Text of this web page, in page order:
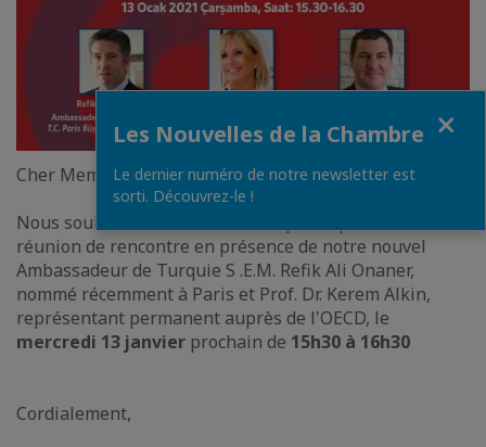
Cher Membre,
Nous souhaitons vivement votre participation à notre
réunion de rencontre en présence de notre nouvel
Ambassadeur de Turquie S .E.M. Refik Ali Onaner,
nommé récemment à Paris et Prof. Dr. Kerem Alkin,
représentant permanent auprès de l'OECD, le
mercredi 13 janvier prochain de 15h30 à 16h30
Cordialement,
Les Nouvelles de la Chambre
Le dernier numéro de notre newsletter est
sorti. Découvrez-le !